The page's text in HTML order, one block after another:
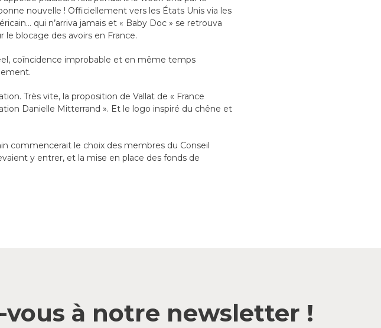
nouvelle ! Officiellement vers les États Unis via les
qui n’arriva jamais et « Baby Doc » se retrouva
blocage des avoirs en France.
coïncidence improbable et en même temps
Très vite, la proposition de Vallat de « France
Danielle Mitterrand ». Et le logo inspiré du chêne et
commencerait le choix des membres du Conseil
y entrer, et la mise en place des fonds de
à notre newsletter !